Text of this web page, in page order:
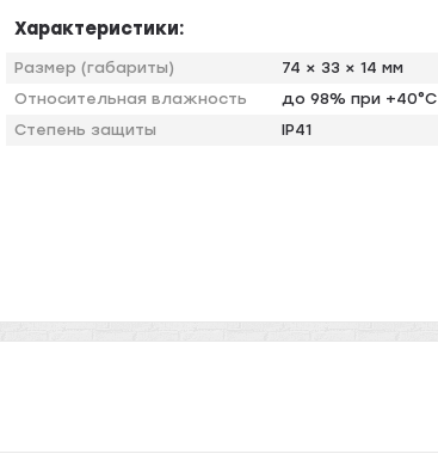
Характеристики:
Размер (габариты)
74 × 33 × 14 мм
Относительная влажность
до 98% при +40°C
Степень защиты
IP41